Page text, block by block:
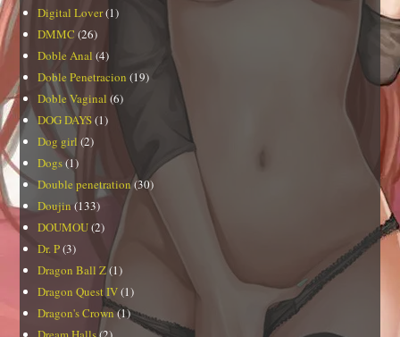
Digital Lover(1)
DMMC (26)
Doble Anal (4)
Doble Penetracion (19)
Doble Vaginal (6)
DOG DAYS(1)
Dog girl (2)
Dogs(1)
Double penetration(30)
Doujin(133)
DOUMOU(2)
Dr. P(3)
Dragon Ball Z(1)
Dragon Quest IV(1)
Dragon's Crown(1)